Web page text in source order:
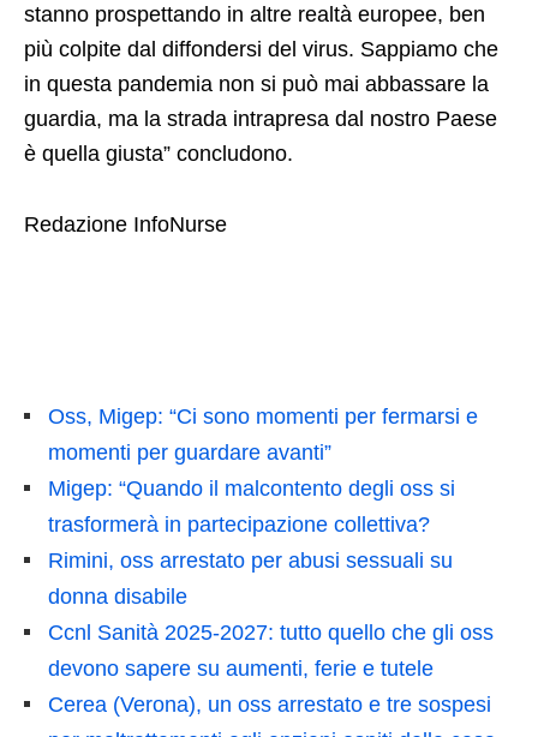
stanno prospettando in altre realtà europee, ben
più colpite dal diffondersi del virus. Sappiamo che
in questa pandemia non si può mai abbassare la
guardia, ma la strada intrapresa dal nostro Paese
è quella giusta” concludono.
Redazione InfoNurse
Oss, Migep: “Ci sono momenti per fermarsi e
momenti per guardare avanti”
Migep: “Quando il malcontento degli oss si
trasformerà in partecipazione collettiva?
Rimini, oss arrestato per abusi sessuali su
donna disabile
Ccnl Sanità 2025-2027: tutto quello che gli oss
devono sapere su aumenti, ferie e tutele
Cerea (Verona), un oss arrestato e tre sospesi